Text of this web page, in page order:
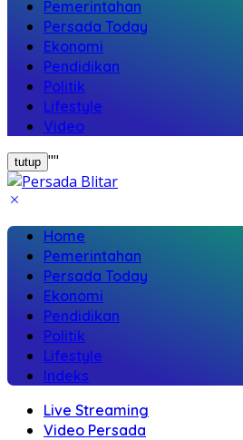
Pemerintahan
Persada Today
Ekonomi
Pendidikan
Politik
Lifestyle
Video
tutup ""
Home
Pemerintahan
Persada Today
Ekonomi
Pendidikan
Politik
Lifestyle
Indeks
Live Streaming
Video Persada